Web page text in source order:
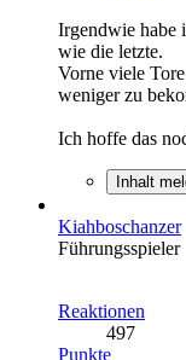
Irgendwie habe
wie die letzte.
Vorne viele
weniger zu
Ich hoffe das
Inhalt
Kiahboschanzer
Führungsspieler
Reaktionen
497
Punkte